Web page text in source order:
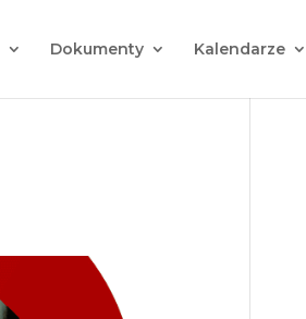
Dokumenty Kalendarze